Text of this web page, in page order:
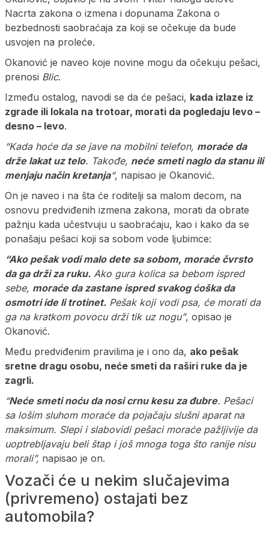
Nacrta zakona o izmena i dopunama Zakona o
bezbednosti saobraćaja za koji se očekuje da bude
usvojen na proleće.
Okanović je naveo koje novine mogu da očekuju pešaci,
prenosi Blic.
Između ostalog, navodi se da će pešaci, kada izlaze iz
zgrade ili lokala na trotoar, morati da pogledaju levo –
desno – levo.
“Kada hoće da se jave na mobilni telefon, moraće da
drže lakat uz telo. Takođe, neće smeti naglo da stanu ili
menjaju način kretanja“, napisao je Okanović.
On je naveo i na šta će roditelji sa malom decom, na
osnovu predviđenih izmena zakona, morati da obrate
pažnju kada učestvuju u saobraćaju, kao i kako da se
ponašaju pešaci koji sa sobom vode ljubimce:
“Ako pešak vodi malo dete sa sobom, moraće čvrsto
da ga drži za ruku. Ako gura kolica sa bebom ispred
sebe, moraće da zastane ispred svakog ćoška da
osmotri ide li trotinet. Pešak koji vodi psa, će morati da
ga na kratkom povocu drži tik uz nogu”, opisao je
Okanović.
Među predviđenim pravilima je i ono da, ako pešak
sretne dragu osobu, neće smeti da raširi ruke da je
zagrli.
“Neće smeti noću da nosi crnu kesu za đubre. Pešaci
sa lošim sluhom moraće da pojačaju slušni aparat na
maksimum. Slepi i slabovidi pešaci moraće pažljivije da
uoptrebljavaju beli štap i još mnoga toga što ranije nisu
morali”, napisao je on.
Vozači će u nekim slučajevima
(privremeno) ostajati bez
automobila?